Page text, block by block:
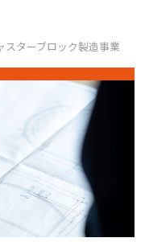
スターブロック製造事業